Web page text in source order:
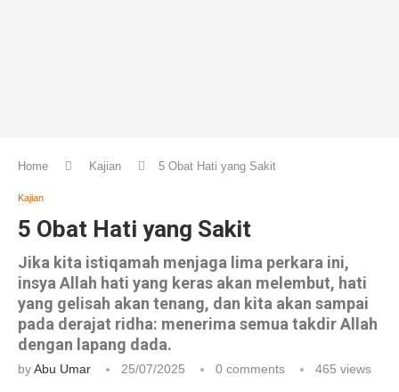
Home Kajian 5 Obat Hati yang Sakit
Kajian
5 Obat Hati yang Sakit
Jika kita istiqamah menjaga lima perkara ini,
insya Allah hati yang keras akan melembut, hati
yang gelisah akan tenang, dan kita akan sampai
pada derajat ridha: menerima semua takdir Allah
dengan lapang dada.
byAbu Umar 25/07/2025 0 comments 465 views